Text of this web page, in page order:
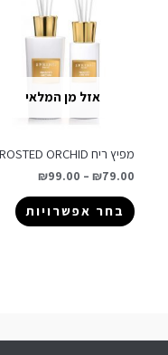
אזל מן המלאי
מפיץ ריח FROSTED ORCHID
₪79.00
–
₪99.00
בחר אפשרויות